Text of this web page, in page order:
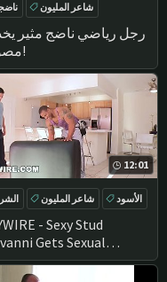
رجل رياضي ناضج مثير
مصورنا!
شاعر المليون
الاستمناء
تدليك
12:01
- Sexy Stud
Gets Sexual
From Robert Axel
شاعر المليون
الأسود